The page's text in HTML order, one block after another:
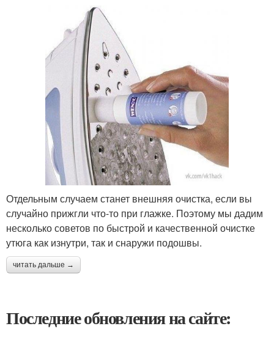
Отдельным случаем станет внешняя очистка, если вы
случайно прижгли что-то при глажке. Поэтому мы дадим
несколько советов по быстрой и качественной очистке
утюга как изнутри, так и снаружи подошвы.
читать дальше →
Последние обновления на сайте: